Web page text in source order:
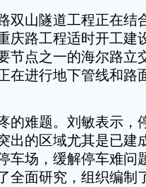
双山隧道工程正在结
庆路工程适时开工建
节点之一的海尔路立
在进行地下管线和路
的难题。刘敏表示，
出的区域尤其是已建
车场，缓解停车难问
全面研究，组织编制